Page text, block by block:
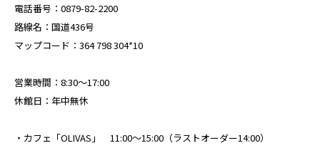
電話番号：0879-82-2200
路線名：国道436号
マップコード：364 798 304*10
営業時間：8:30～17:00
休館日：年中無休
・カフェ「OLIVAS」 11:00～15:00（ラストオーダー14:00）